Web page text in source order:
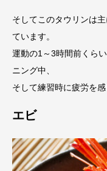
そしてこのタウリンは主
ています。
運動の1～3時間前くら
ニング中、
そして練習時に疲労を
エビ